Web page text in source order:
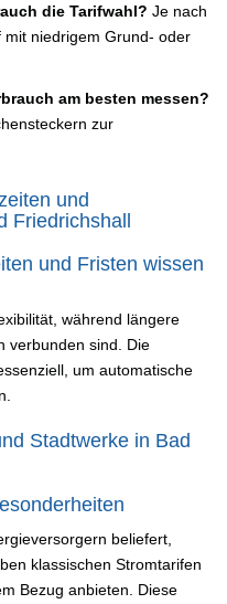
die Tarifwahl? Je nach
mit niedrigem Grund- oder
am besten messen?
zur
und
Friedrichshall
und Fristen wissen
während längere
verbunden sind. Die
um automatische
Stadtwerke in Bad
beliefert,
klassischen Stromtarifen
Bezug anbieten. Diese